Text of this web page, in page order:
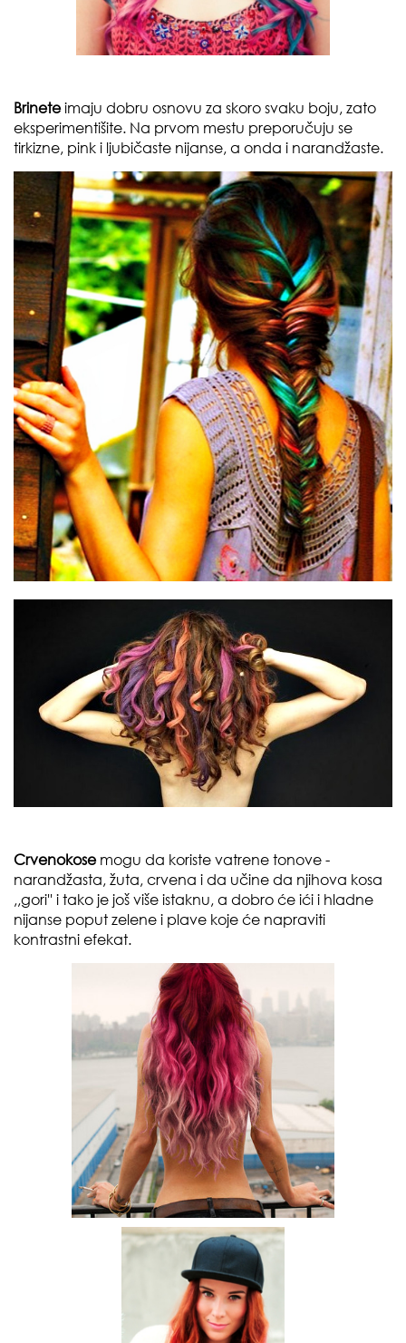
Brineteimaju dobru osnovu za skoro svaku boju, zato
eksperimentišite. Na prvom mestu preporučuju se
tirkizne, pink i ljubičaste nijanse, a onda i narandžaste.
Crvenokose mogu da koriste vatrene tonove -
narandžasta, žuta, crvena i da učine da njihova kosa
,,gori'' i tako je još više istaknu, a dobro će ići i hladne
nijanse poput zelene i plave koje će napraviti
kontrastni efekat.